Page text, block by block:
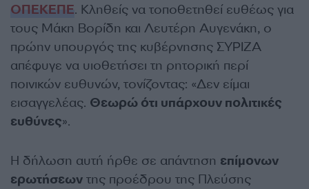
ΟΠΕΚΕΠΕ. Κληθείς να τοποθετηθεί ευθέως για
τους Μάκη Βορίδη και Λευτέρη Αυγενάκη, ο
πρώην υπουργός της κυβέρνησης ΣΥΡΙΖΑ
απέφυγε να υιοθετήσει τη ρητορική περί
ποινικών ευθυνών, τονίζοντας: «Δεν είμαι
εισαγγελέας. Θεωρώ ότι υπάρχουν πολιτικές
ευθύνες».
Η δήλωση αυτή ήρθε σε απάντηση επίμονων
ερωτήσεων της προέδρου της Πλεύσης